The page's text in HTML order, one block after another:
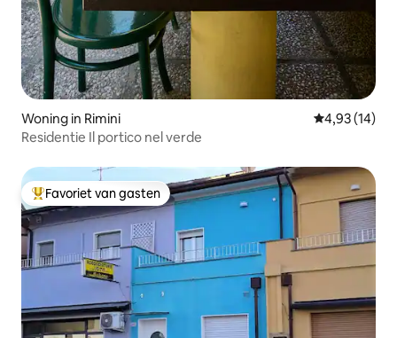
Woning in Rimini Gemiddelde
4,93 (14)
Residentie Il portico nel verde
Topfavoriet van gasten
Favoriet van gasten